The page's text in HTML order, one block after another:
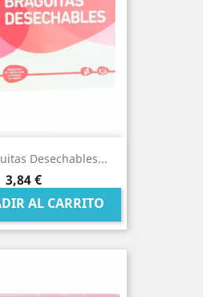
Desechables...
Precio
3,84 €
AL CARRITO